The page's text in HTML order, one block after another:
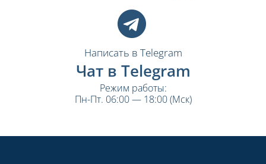
Написать в Telegram
Чат в Telegram
Режим работы:
Пн-Пт. 06:00 — 18:00 (Мск)